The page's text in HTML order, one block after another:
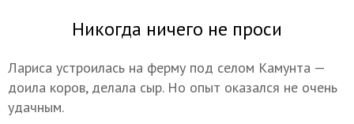
Никогда ничего не проси
Лариса устроилась на ферму под селом Камунта —
доила коров, делала сыр. Но опыт оказался не очень
удачным.